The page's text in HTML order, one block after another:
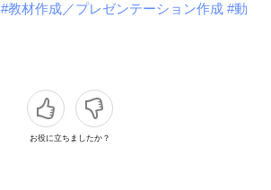
#教材作成／プレゼンテーション作成 #動
お役に立ちましたか？